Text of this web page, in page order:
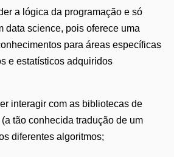
a lógica da programação e só
data science, pois oferece uma
para áreas específicas
e estatísticos adquiridos
interagir com as bibliotecas de
tão conhecida tradução de um
diferentes algoritmos;